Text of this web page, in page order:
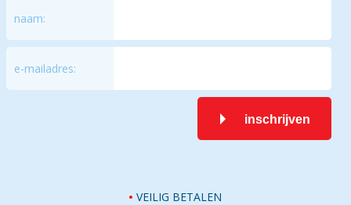
naam:
e-mailadres:
inschrijven
VEILIG BETALEN